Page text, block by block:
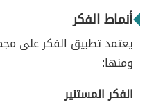
أنماط الفكر
يعتمد تطبيق الفكر على
ومنها:
الفكر المستنير